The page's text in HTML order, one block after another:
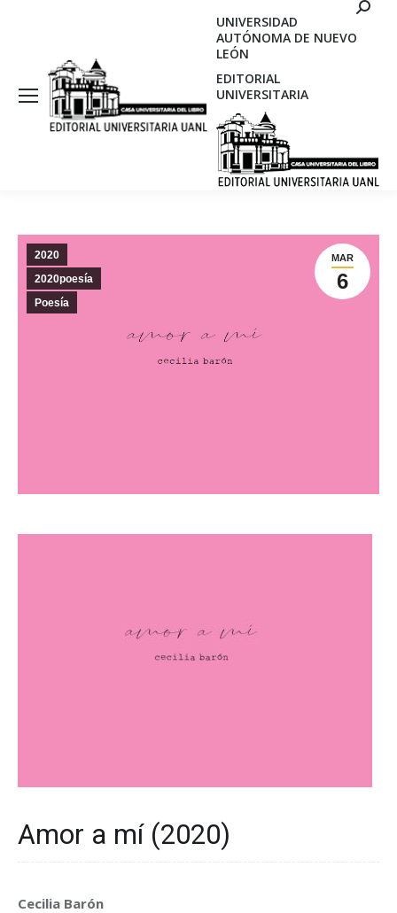
UNIVERSIDAD
AUTÓNOMA DE NUEVO
LEÓN
EDITORIAL
UNIVERSITARIA
MAR
6
2020
2020poesía
Poesía
Amor a mí (2020)
Cecilia Barón